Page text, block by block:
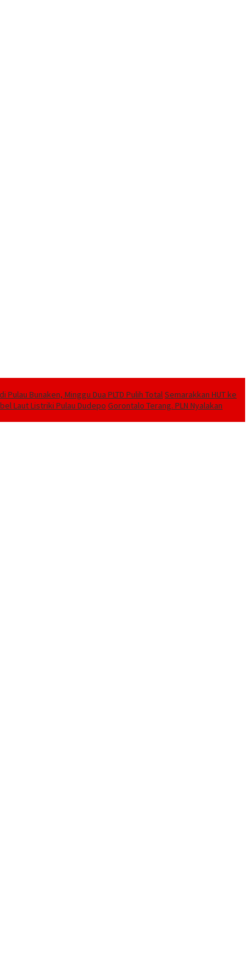
Bunaken, Minggu Dua PLTD Pulih TotalSemarakkan HUT ke
Laut Listriki Pulau Dudepo Gorontalo Terang. PLN Nyalakan